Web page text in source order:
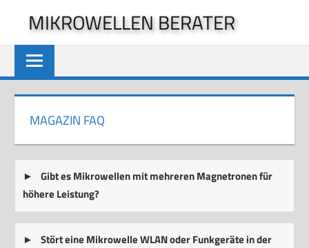
springen
MIKROWELLEN BERATER
MAGAZIN FAQ
Gibt es Mikrowellen mit mehreren Magnetronen für
höhere Leistung?
Stört eine Mikrowelle WLAN oder Funkgeräte in der